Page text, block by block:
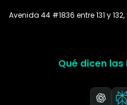
Avenida 44 #1836 entre 131 y
Qué dicen las